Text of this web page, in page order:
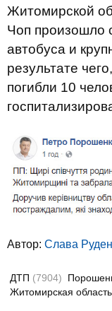
Житомирской
Чоп произошло
автобуса и
результате
погибли 10
Автор: Слава
ДТП (7904)
Житомирская область